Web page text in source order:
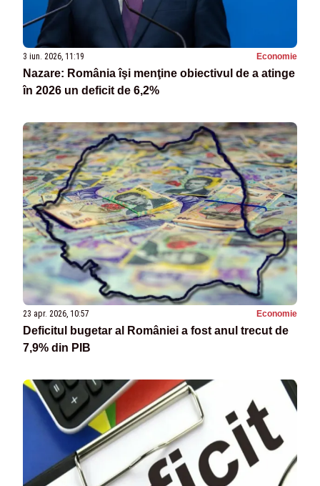
3 iun. 2026, 11:19 Economie
Nazare: România îşi menţine obiectivul de a atinge
în 2026 un deficit de 6,2%
23 apr. 2026, 10:57 Economie
Deficitul bugetar al României a fost anul trecut de
7,9% din PIB